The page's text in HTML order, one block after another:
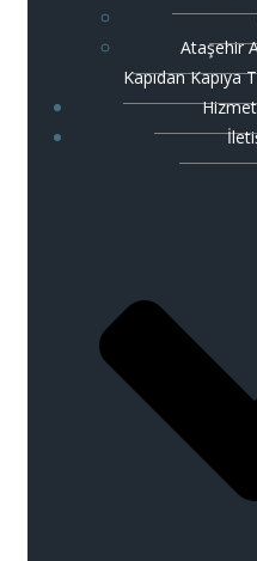
Ataşehir
Kapıdan Kapıya